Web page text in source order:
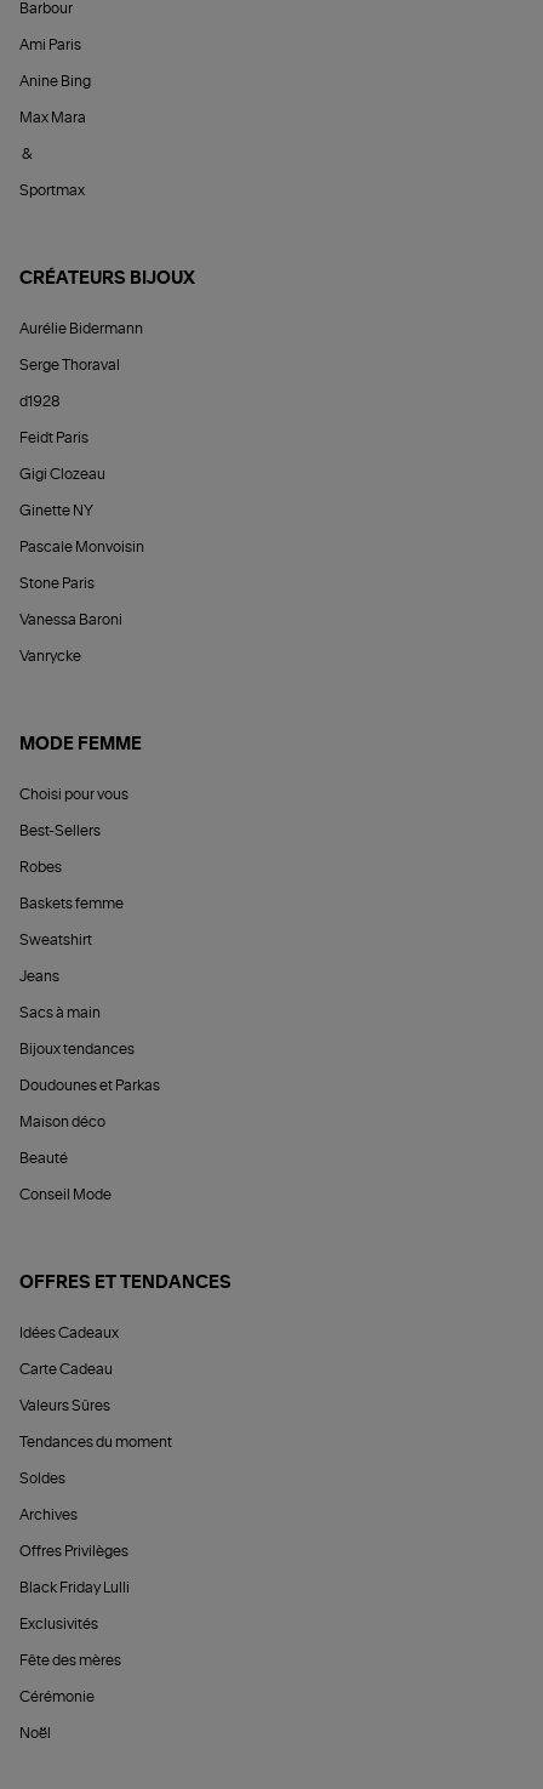
Barbour
Ami Paris
Anine Bing
Max Mara
&
Sportmax
CRÉATEURS BIJOUX
Aurélie Bidermann
Serge Thoraval
d1928
Feidt Paris
Gigi Clozeau
Ginette NY
Pascale Monvoisin
Stone Paris
Vanessa Baroni
Vanrycke
MODE FEMME
Choisi pour vous
Best-Sellers
Robes
Baskets femme
Sweatshirt
Jeans
Sacs à main
Bijoux tendances
Doudounes et Parkas
Maison déco
Beauté
Conseil Mode
OFFRES ET TENDANCES
Idées Cadeaux
Carte Cadeau
Valeurs Sûres
Tendances du moment
Soldes
Archives
Offres Privilèges
Black Friday Lulli
Exclusivités
Fête des mères
Cérémonie
Noël